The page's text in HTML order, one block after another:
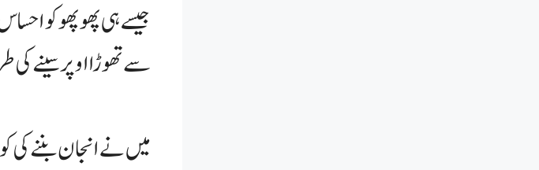
جیسے ہی پھوپھو کو
سے تھوڑا اوپر سینے
میں نے انجان بننے کی